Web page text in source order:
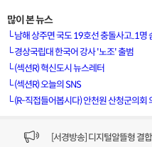
많이 본 뉴스
└남해 상주면 국도 19호선 충돌사고..1명
└경상국립대 한국어 강사 '노조' 출범
└(섹션R) 혁신도시 뉴스레터
└(섹션R) 오늘의 SNS
└(R-직접들어봅시다) 안천원 산청군의회
[서경방송] 일부 채널편성 변
[서경방송] 디지털알뜰형 결